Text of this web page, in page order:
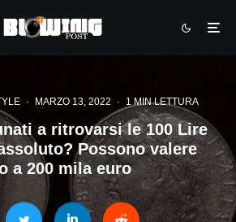
· MARZO 13, 2022 · 1 MIN LETTURA
a ritrovarsi le 100 Lire
Possono valere
a 200 mila euro